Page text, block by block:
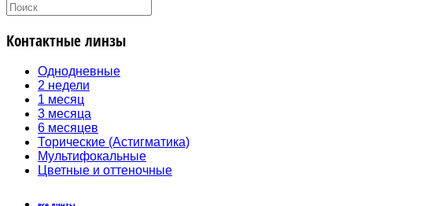
Контактные линзы
Однодневные
2 недели
1 месяц
3 месяца
6 месяцев
Торические (Астигматика)
Мультифокальные
Цветные и оттеночные